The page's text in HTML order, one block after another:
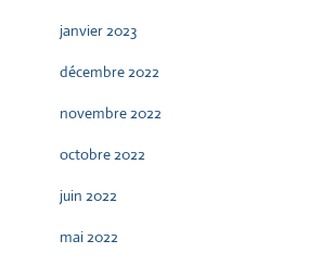
janvier 2023
décembre 2022
novembre 2022
octobre 2022
juin 2022
mai 2022